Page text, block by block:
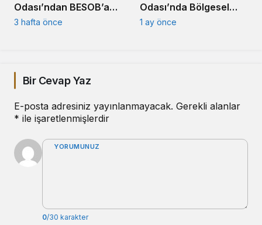
Odası’ndan BESOB’a
Hayırlı Olsun Ziyareti
3 hafta önce
Odası’nda Bölgesel
Güç Birliği Toplantısı
1 ay önce
Bir Cevap Yaz
E-posta adresiniz yayınlanmayacak. Gerekli alanlar
* ile işaretlenmişlerdir
YORUMUNUZ
0/30 karakter